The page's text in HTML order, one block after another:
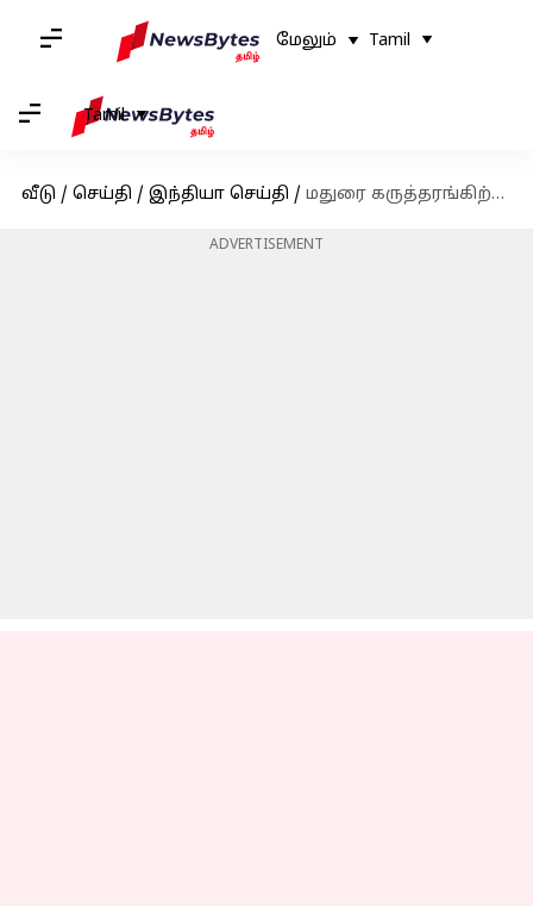
மேலும் Tamil
Tamil
வீடு / செய்தி / இந்தியா செய்தி / மதுரை கருத்தரங்கிற்கு வந்த குஜராத் மாணவி பாலியல் பலாத்காரம் - தமிழக மாணவர்கள் 2 பேர் கைது
ADVERTISEMENT